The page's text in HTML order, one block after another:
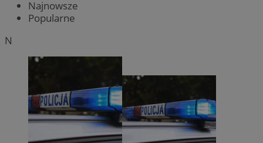
Najnowsze
Popularne
N